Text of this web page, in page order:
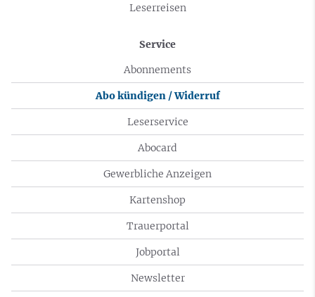
Leserreisen
Service
Abonnements
Abo kündigen / Widerruf
Leserservice
Abocard
Gewerbliche Anzeigen
Kartenshop
Trauerportal
Jobportal
Newsletter